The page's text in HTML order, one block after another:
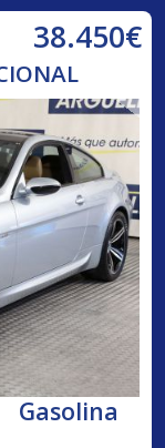
38.450€
Gasolina